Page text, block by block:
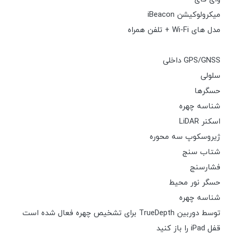
میکرولوکیشن iBeacon
مدل های Wi-Fi + تلفن همراه
GPS/GNSS داخلی
سلولی
حسگرها
شناسه چهره
اسکنر LiDAR
ژیروسکوپ سه محوره
شتاب سنج
فشارسنج
حسگر نور محیط
شناسه چهره
توسط دوربین TrueDepth برای تشخیص چهره فعال شده است
قفل iPad را باز کنید